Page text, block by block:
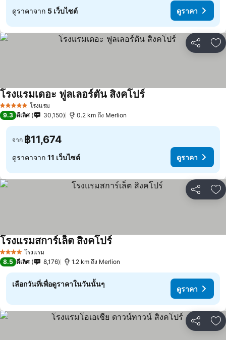
ดูราคาจาก 5 เว็บไซต์ ดูราคา
แชร์ เ
5 ดาว โรงแรม
โรงแรมเดอะ ฟูลเลอร์ตัน สิงคโปร์
9.3 ดีเลิศ 30,150 0.2 km ถึง Merlion
จาก ฿11,674
ดูราคาจาก 11 เว็บไซต์ ดูราคา
แชร์ เ
4 ดาว โรงแรม
โรงแรมสการ์เล็ต สิงคโปร์
8.5 ดีเลิศ 8,176 1.2 km ถึง Merlion
เลือกวันที่เพื่อดูราคาในวันนั้นๆ
ดูราคา
แชร์ เ